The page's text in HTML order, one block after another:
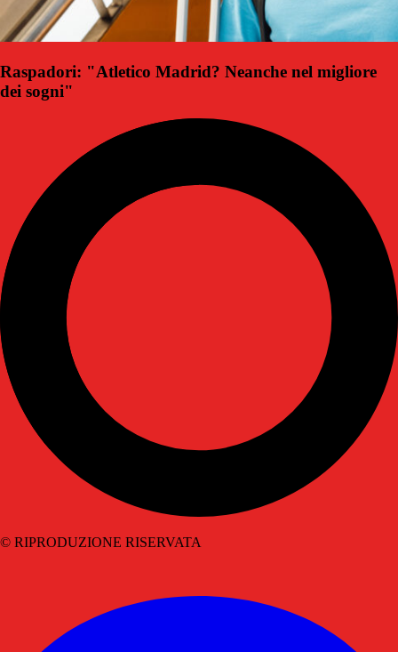
Raspadori: "Atletico Madrid? Neanche nel migliore
dei sogni"
© RIPRODUZIONE RISERVATA